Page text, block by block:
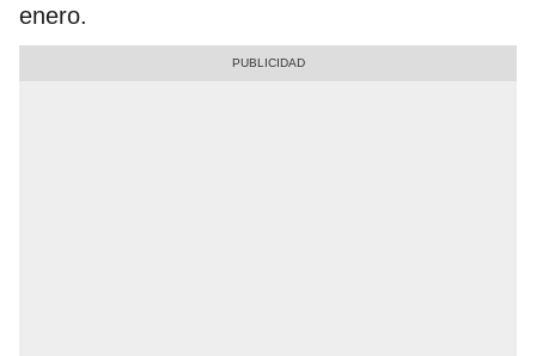
enero.